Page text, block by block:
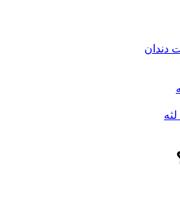
دندان